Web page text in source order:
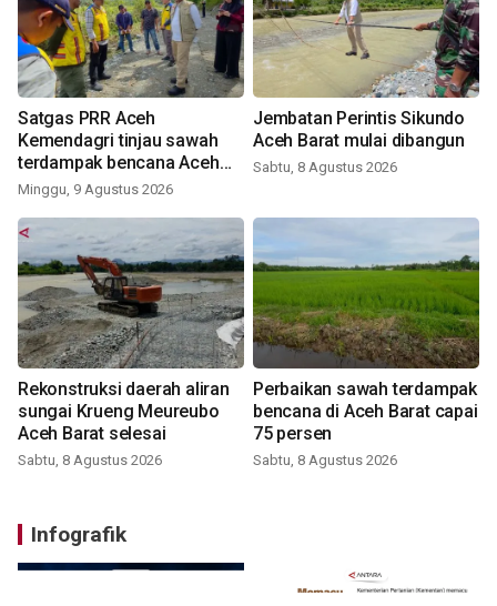
Satgas PRR Aceh
Kemendagri tinjau sawah
terdampak bencana Aceh
Barat
Minggu, 9 Agustus 2026
Jembatan Perintis Sikundo
Aceh Barat mulai dibangun
Sabtu, 8 Agustus 2026
Rekonstruksi daerah aliran
sungai Krueng Meureubo
Aceh Barat selesai
Sabtu, 8 Agustus 2026
Perbaikan sawah terdampak
bencana di Aceh Barat capai
75 persen
Sabtu, 8 Agustus 2026
Infografik